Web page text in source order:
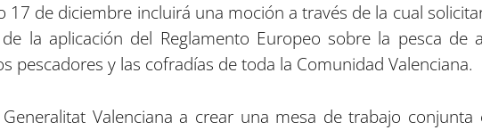
17 de diciembre incluirá una moción a través de la cual
la aplicación del Reglamento Europeo sobre la pesca de
pescadores y las cofradías de toda la Comunidad Valenciana.
Valenciana a crear una mesa de trabajo conjunta